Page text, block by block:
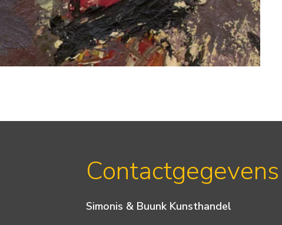
Contactgegevens
Simonis & Buunk Kunsthandel